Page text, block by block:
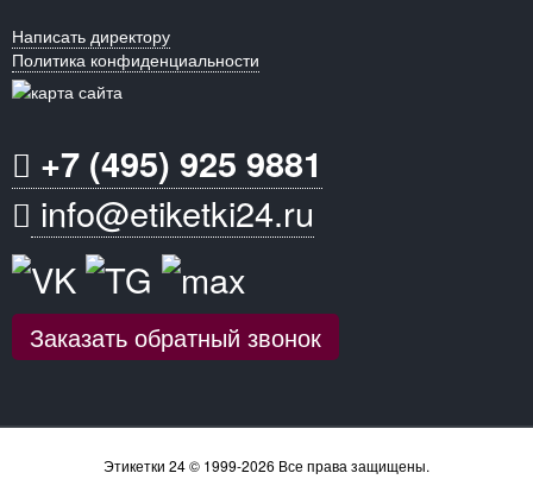
Написать директору
Политика конфиденциальности
+7 (495) 925 9881
info@etiketki24.ru
Заказать обратный звонок
Этикетки 24 © 1999-2026 Все права защищены.